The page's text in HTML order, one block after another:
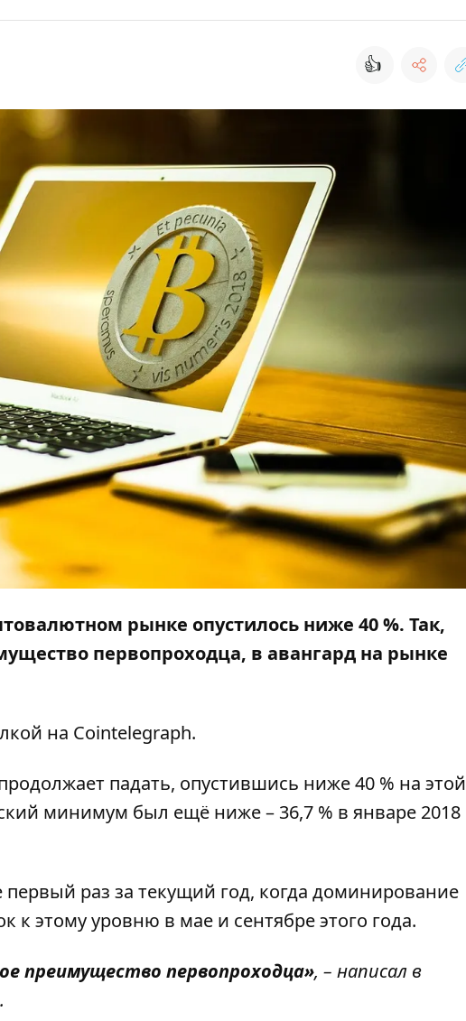
👍
рынке опустилось ниже 40 %. Так,
первопроходца, в авангард на рынке
на Cointelegraph.
падать, опустившись ниже 40 % на этой
минимум был ещё ниже – 36,7 % в январе 2018
раз за текущий год, когда доминирование
к этому уровню в мае и сентябре этого года.
преимущество первопроходца», – написал в